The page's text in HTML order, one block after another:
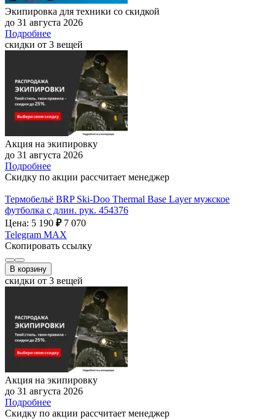
Экипировка для техники со скидкой
до 31 августа 2026
Подробнее
скидки от 3 вещей
Акция на экипировку
до 31 августа 2026
Подробнее
Скидку по акции рассчитает менеджер
Термобельё BRP Ski-Doo Thermal Base Layer мужское
футболка с длин. рук. 454376
Цена: 5 190 ₽ 7 070
Telegram MAX
Скопировать ссылку
В корзину
скидки от 3 вещей
Акция на экипировку
до 31 августа 2026
Подробнее
Скидку по акции рассчитает менеджер